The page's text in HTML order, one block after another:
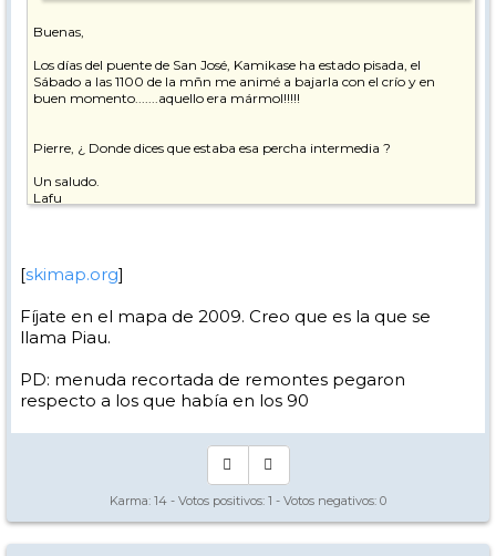
Buenas,
Los días del puente de San José, Kamikase ha estado pisada, el
Sábado a las 1100 de la mñn me animé a bajarla con el crío y en
buen momento.......aquello era mármol!!!!!
Pierre, ¿ Donde dices que estaba esa percha intermedia ?
Un saludo.
Lafu
[skimap.org]
Fíjate en el mapa de 2009. Creo que es la que se
llama Piau.
PD: menuda recortada de remontes pegaron
respecto a los que había en los 90
Karma: 14 - Votos positivos: 1 - Votos negativos: 0